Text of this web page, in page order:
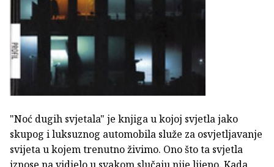
"Noć dugih svjetala" je knjiga u kojoj svjetla jako
skupog i luksuznog automobila služe za osvjetljavanje
svijeta u kojem trenutno živimo. Ono što ta svjetla